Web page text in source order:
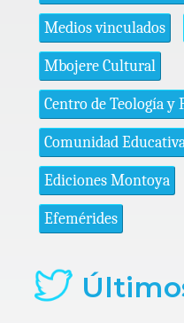
Medios vinculados
Mbojere Cultural
Centro de Teología y
Comunidad
Ediciones Montoya
Efemérides